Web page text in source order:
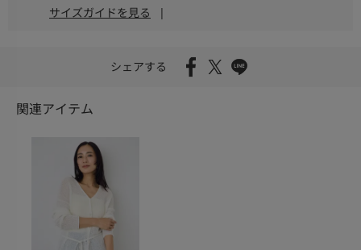
サイズガイドを見る |
シェアする
関連アイテム